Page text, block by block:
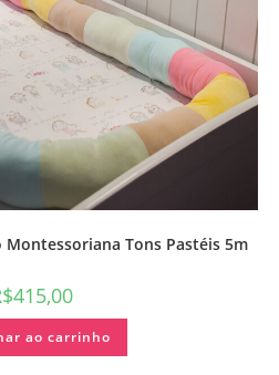
Tons Pastéis 5m
415,00
ao carrinho